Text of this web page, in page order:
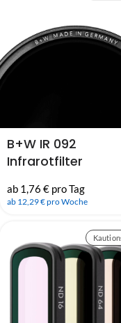
B+W IR 092
Infrarotfilter
67mm, 72mm,
ab 1,76 € pro Tag
ab 12,29 € pro Woche